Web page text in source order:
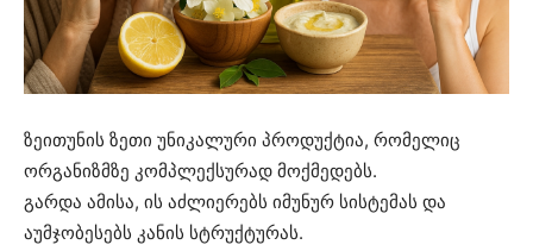
ზეითუნის ზეთი უნიკალური პროდუქტია, რომელიც
ორგანიზმზე კომპლექსურად მოქმედებს.
გარდა ამისა, ის აძლიერებს იმუნურ სისტემას და
აუმჯობესებს კანის სტრუქტურას.